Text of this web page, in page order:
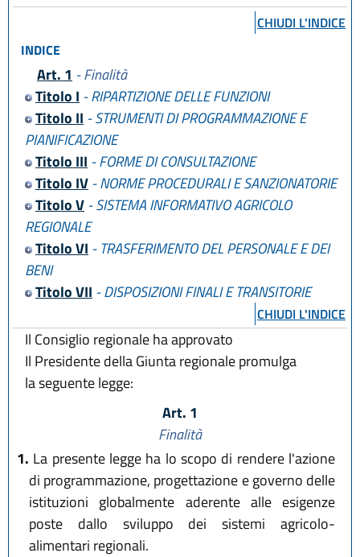
CHIUDI L'INDICE
INDICE
Art. 1 - Finalità
Titolo I - RIPARTIZIONE DELLE FUNZIONI
Titolo II - STRUMENTI DI PROGRAMMAZIONE E
PIANIFICAZIONE
Titolo III - FORME DI CONSULTAZIONE
Titolo IV- NORME PROCEDURALI E SANZIONATORIE
Titolo V- SISTEMA INFORMATIVO AGRICOLO
REGIONALE
Titolo VI - TRASFERIMENTO DEL PERSONALE E DEI
BENI
Titolo VII - DISPOSIZIONI FINALI E TRANSITORIE
CHIUDI L'INDICE
Il Consiglio regionale ha approvato
Il Presidente della Giunta regionale promulga
la seguente legge:
Art. 1
Finalità
1. La presente legge ha lo scopo di rendere l'azione
di programmazione, progettazione e governo delle
istituzioni globalmente aderente alle esigenze
poste dallo sviluppo dei sistemi agricolo-
alimentari regionali.